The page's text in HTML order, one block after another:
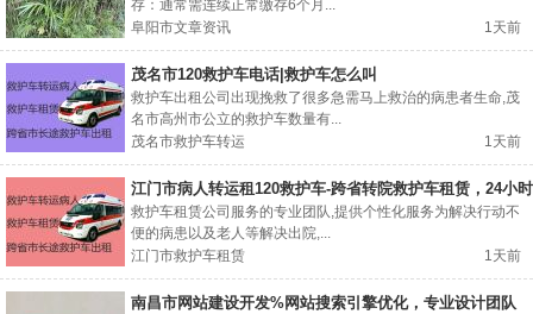
存：通常需连续正常缴存6个月...
阜阳市文章资讯
1天前
茂名市120救护车电话|救护车怎么叫
救护车出租公司出现挽救了很多急需马上救治的病患者生命,茂
名市高州市公立的救护车数量有...
茂名市救护车转运
1天前
江门市病人转运租120救护车-跨省转院救护车租赁，24小时
在线电话
救护车租赁公司服务的专业团队,提供个性化服务为解决行动不
便的病患以及老人等解决出院,...
江门市救护车租赁
1天前
南昌市网站建设开发%网站搜索引擎优化，专业设计团队